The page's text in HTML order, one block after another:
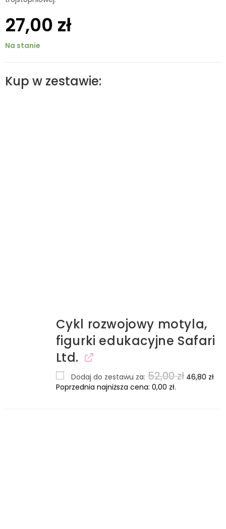
27,00 zł
Na stanie
Kup w zestawie:
Cykl rozwojowy motyla,
figurki edukacyjne Safari
Ltd.
Dodaj do zestawu za: 52,00zł 46,80 zł
Poprzednia najniższa cena: 0,00 zł.